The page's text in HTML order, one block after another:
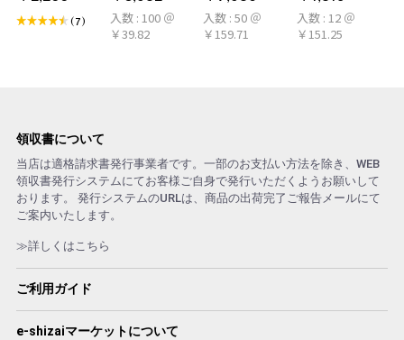
LARME(ラルム)
シトラール 旧デ
(7)
50本×2パック
100本 冷感タオ
ル 首 個包装 日
入数 : 100 ＠
￥39.82
冷感タオル ミン
ト アロマおしぼ
り
入数 : 50 ＠
￥159.71
入数 : 12 ＠
￥151.25
領収書について
当店は適格請求書発行事業者です。一部のお支払い方法を除き、WEB
領収書発行システムにてお客様ご自身で発行いただくようお願いして
おります。 発行システムのURLは、商品の出荷完了ご報告メールにて
ご案内いたします。
≫詳しくはこちら
ご利用ガイド
e-shizaiマーケットについて